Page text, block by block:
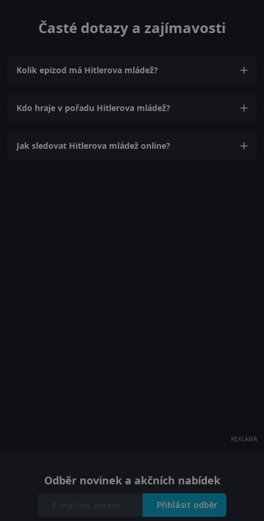
Časté dotazy a zajímavosti
Kolik epizod má Hitlerova mládež?
Kdo hraje v pořadu Hitlerova mládež?
Jak sledovat Hitlerova mládež online?
REKLAMA
Odběr novinek a akčních nabídek
Přihlásit odběr